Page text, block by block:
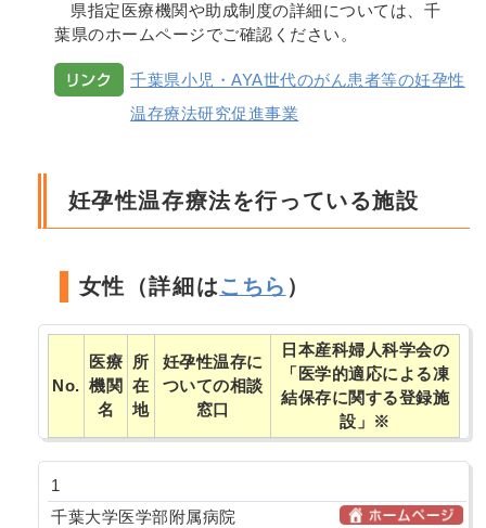
県指定医療機関や助成制度の詳細については、千
葉県のホームページでご確認ください。
千葉県小児・AYA世代のがん患者等の妊孕性
温存療法研究促進事業
妊孕性温存療法を行っている施設
女性（詳細はこちら ）
No.
医療
機関
名
所
在
地
妊孕性温存に
ついての相談
窓口
日本産科婦人科学会の
「医学的適応による凍
結保存に関する登録施
設」※
1
千葉大学医学部附属病院